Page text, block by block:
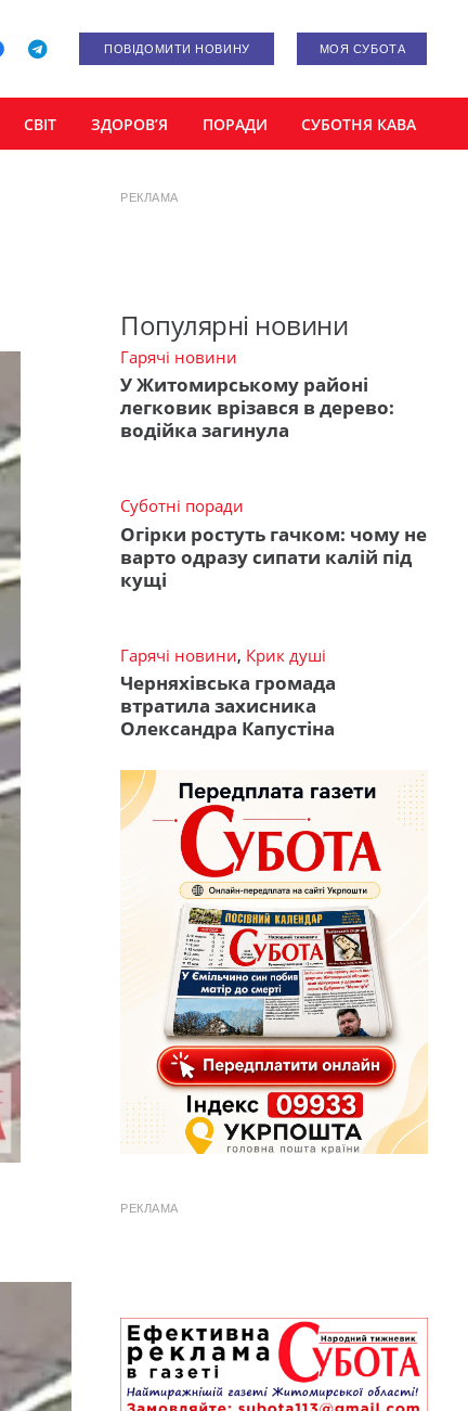
ПОВІДОМИТИ НОВИНУ МОЯ СУБОТА
СВІТ ЗДОРОВ’Я ПОРАДИ СУБОТНЯ КАВА
РЕКЛАМА
Популярні новини
Гарячі новини
У Житомирському районі
легковик врізався в дерево:
водійка загинула
Суботні поради
Огірки ростуть гачком: чому не
варто одразу сипати калій під
кущі
Гарячі новини, Крик душі
Черняхівська громада
втратила захисника
Олександра Капустіна
РЕКЛАМА